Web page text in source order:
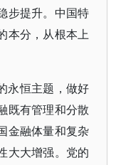
步提升。中国特
本分，从根本上
永恒主题，做好
既有管理和分散
金融体量和复杂
大大增强。党的